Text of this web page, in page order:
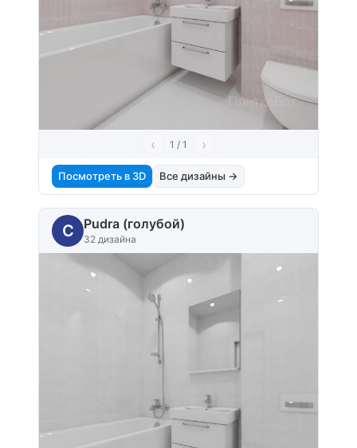
‹ 1 / 1 ›
Посмотреть в 3D Все дизайны →
C Pudra (голубой)
32 дизайна